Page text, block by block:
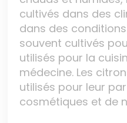
cultivés dans des
dans des
souvent cultivés
utilisés pour la
médecine. Les
utilisés pour leur
cosmétiques et de